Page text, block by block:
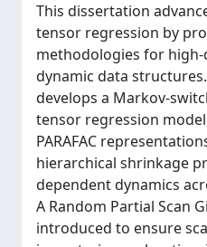
This dissertation
tensor regression by
methodologies for
dynamic data
develops a Markov-
tensor regression
PARAFAC
hierarchical shrinkage
dependent dynamics
A Random Partial Scan
introduced to ensure